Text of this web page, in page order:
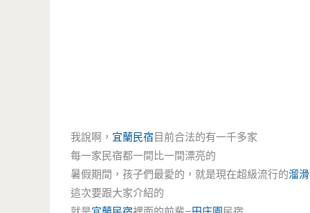
我說啊， 宜蘭民宿目前合法的有一千多家
每一家民宿都一間比一間漂亮的
暑假期間，孩子們最愛的，就是現在超級流行的溜
這次要跟大家介紹的